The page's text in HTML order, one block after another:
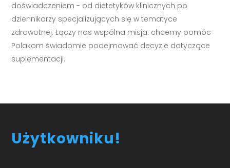
doświadczeniem - od dietetyków klinicznych po
dziennikarzy specjalizujących się w tematyce
zdrowotnej. Łączy nas wspólna misja: chcemy pomóc
Polakom świadomie podejmować decyzje dotyczące
suplementacji.
Użytkowniku!